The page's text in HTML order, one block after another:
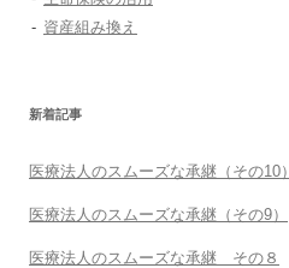
資産組み換え
新着記事
医療法人のスムーズな承継（その10）
医療法人のスムーズな承継（その9）
医療法人のスムーズな承継 その８